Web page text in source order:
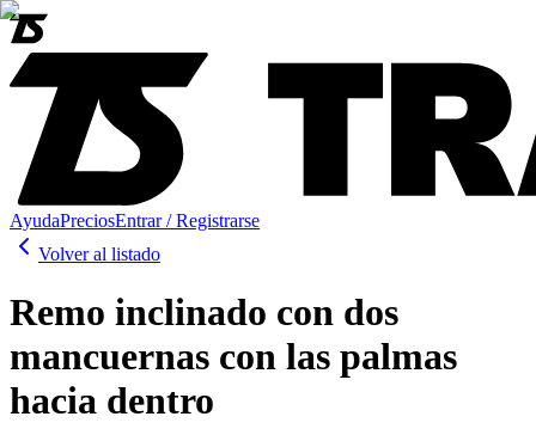
AyudaPreciosEntrar / Registrarse
Volver al listado
Remo inclinado con dos
mancuernas con las palmas
hacia dentro